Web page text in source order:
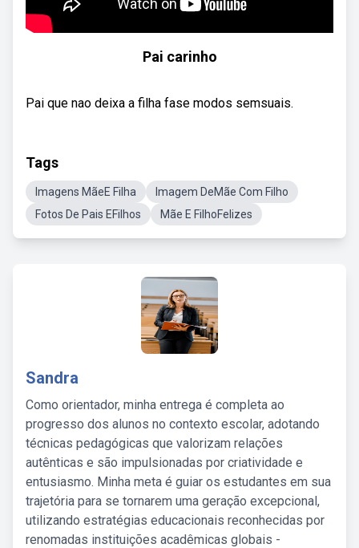
Pai carinho
Pai que nao deixa a filha fase modos semsuais.
Tags
Imagens MãeE Filha
Imagem DeMãe Com Filho
Fotos De Pais EFilhos
Mãe E FilhoFelizes
Sandra
Como orientador, minha entrega é completa ao
progresso dos alunos no contexto escolar, adotando
técnicas pedagógicas que valorizam relações
autênticas e são impulsionadas por criatividade e
entusiasmo. Minha meta é guiar os estudantes em sua
trajetória para se tornarem uma geração excepcional,
utilizando estratégias educacionais reconhecidas por
renomadas instituições acadêmicas globais -